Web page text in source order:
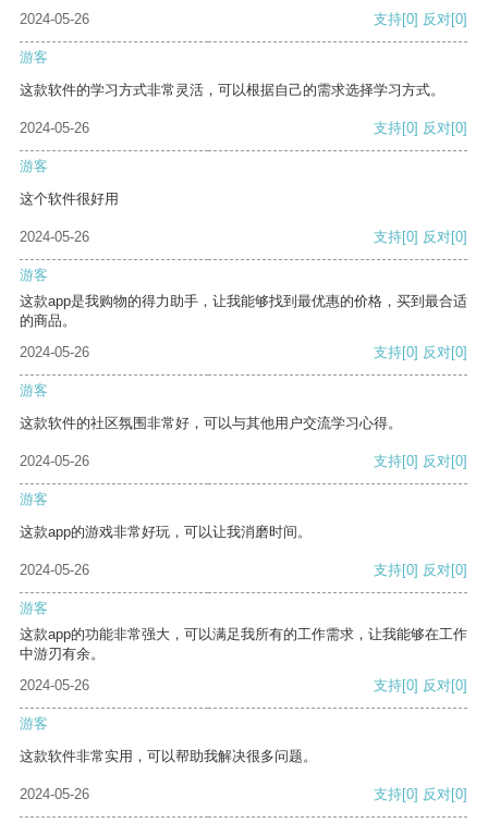
2024-05-26
支持[0] 反对[0]
游客
这款软件的学习方式非常灵活，可以根据自己的需求选择学习方式。
2024-05-26 支持[0] 反对[0]
游客
这个软件很好用
2024-05-26 支持[0] 反对[0]
游客
这款app是我购物的得力助手，让我能够找到最优惠的价格，买到最合适
的商品。
2024-05-26
支持[0] 反对[0]
游客
这款软件的社区氛围非常好，可以与其他用户交流学习心得。
2024-05-26 支持[0] 反对[0]
游客
这款app的游戏非常好玩，可以让我消磨时间。
2024-05-26 支持[0] 反对[0]
游客
这款app的功能非常强大，可以满足我所有的工作需求，让我能够在工作
中游刃有余。
2024-05-26
支持[0] 反对[0]
游客
这款软件非常实用，可以帮助我解决很多问题。
2024-05-26 支持[0] 反对[0]